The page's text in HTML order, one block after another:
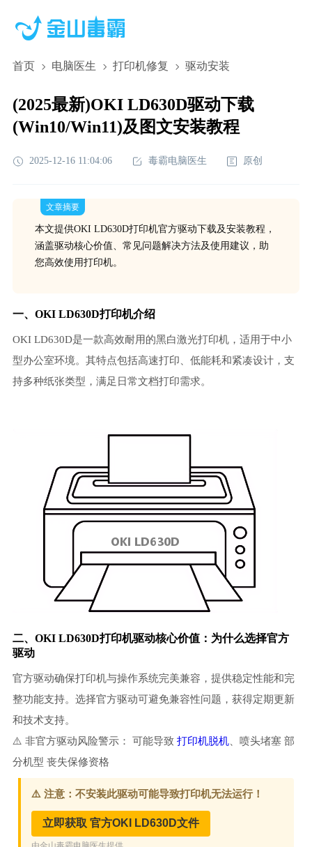
首页 电脑医生 打印机修复 驱动安装
(2025最新)OKI LD630D驱动下载
(Win10/Win11)及图文安装教程
2025-12-16 11:04:06 毒霸电脑医生 原创
文章摘要
本文提供OKI LD630D打印机官方驱动下载及安装教程，
涵盖驱动核心价值、常见问题解决方法及使用建议，助
您高效使用打印机。
一、OKI LD630D打印机介绍
OKI LD630D是一款高效耐用的黑白激光打印机，适用于中小
型办公室环境。其特点包括高速打印、低能耗和紧凑设计，支
持多种纸张类型，满足日常文档打印需求。
二、OKI LD630D打印机驱动核心价值：为什么选择官方
驱动
官方驱动确保打印机与操作系统完美兼容，提供稳定性能和完
整功能支持。选择官方驱动可避免兼容性问题，获得定期更新
和技术支持。
⚠️ 非官方驱动风险警示： 可能导致 打印机脱机、喷头堵塞 部
分机型 丧失保修资格